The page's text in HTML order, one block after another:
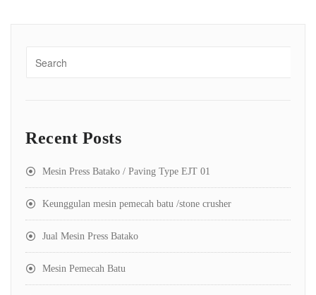
Recent Posts
Mesin Press Batako / Paving Type EJT 01
Keunggulan mesin pemecah batu /stone crusher
Jual Mesin Press Batako
Mesin Pemecah Batu